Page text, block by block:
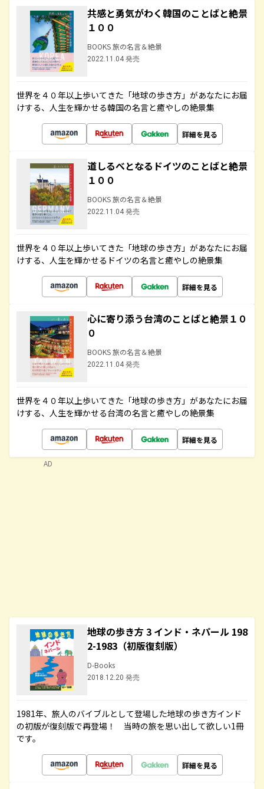
共感と勇気がわく韓国のことばと絶景
１００
BOOKS 旅の名言＆絶景
2022.11.04 発売
世界を４０年以上歩いてきた「地球の歩き方」があなたにお届
けする、人生を輝かせる韓国の名言と癒やしの絶景集
詳細を見る
道しるべとなるドイツのことばと絶景
１００
BOOKS 旅の名言＆絶景
2022.11.04 発売
世界を４０年以上歩いてきた「地球の歩き方」があなたにお届
けする、人生を輝かせるドイツの名言と癒やしの絶景集
詳細を見る
心に寄り添う台湾のことばと絶景１０
０
BOOKS 旅の名言＆絶景
2022.11.04 発売
世界を４０年以上歩いてきた「地球の歩き方」があなたにお届
けする、人生を輝かせる台湾の名言と癒やしの絶景集
詳細を見る
地球の歩き方 3 インド・ネパール 198
2-1983（初版復刻版）
D-Books
2018.12.20 発売
1981年、旅人のバイブルとして登場した地球の歩き方インド
の初版が復刻版で再登場！ 当時の旅を思い出して欲しい1冊
です。
詳細を見る
AD